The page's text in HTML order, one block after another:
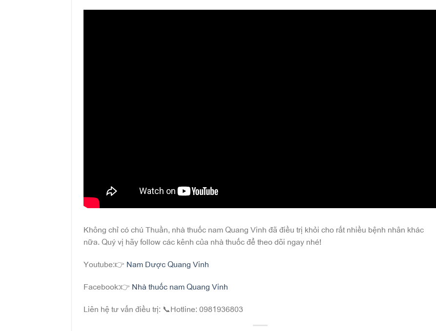
Không chỉ có chú Thuần, nhà thuốc nam Quang Vinh đã điều trị khỏi cho rất nhiều bệnh nhân khác
nữa. Quý vị hãy follow các kênh của nhà thuốc để theo dõi ngay nhé!
Youtube:👉 Nam Dược Quang Vinh
Facebook:👉 Nhà thuốc nam Quang Vinh
Liên hệ tư vấn điều trị: 📞Hotline: 0981936803